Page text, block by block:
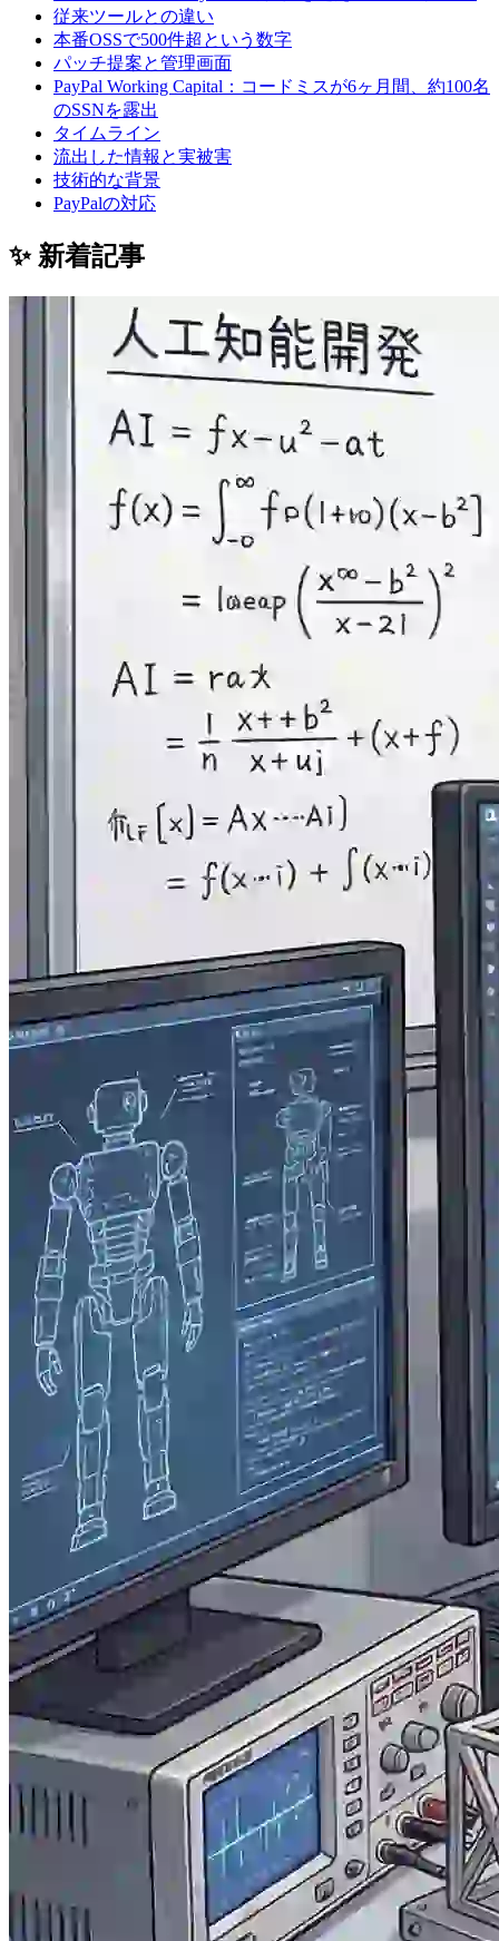
従来ツールとの違い
本番OSSで500件超という数字
パッチ提案と管理画面
PayPal Working Capital：コードミスが6ヶ月間、約100名
のSSNを露出
タイムライン
流出した情報と実被害
技術的な背景
PayPalの対応
✨ 新着記事